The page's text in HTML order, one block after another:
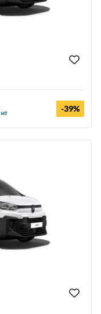
HT -39%